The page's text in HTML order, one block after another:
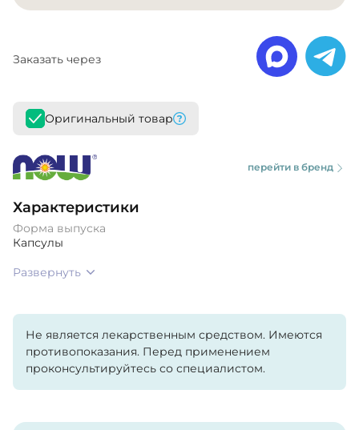
Заказать через
Оригинальный товар
перейти в бренд
Характеристики
Форма выпуска
Капсулы
Развернуть
Не является лекарственным средством. Имеются
противопоказания. Перед применением
проконсультируйтесь со специалистом.